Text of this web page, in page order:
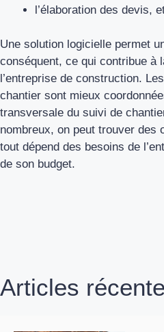
l’élaboration des devis,
Une solution logicielle permet
conséquent, ce qui contribue à
l’entreprise de construction.
chantier sont mieux
transversale du suivi de
nombreux, on peut trouver des
tout dépend des besoins de
de son budget.
Articles